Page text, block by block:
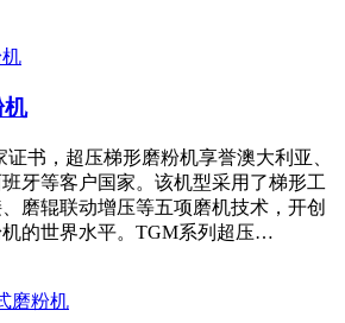
机
书，超压梯形磨粉机享誉澳大利亚、
牙等客户国家。该机型采用了梯形工
磨辊联动增压等五项磨机技术，开创
的世界水平。TGM系列超压…